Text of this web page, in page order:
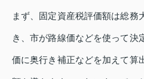
まず、固定資産税評価額は総務
き、市が路線価などを使って決
価に奥行き補正などを加えて算